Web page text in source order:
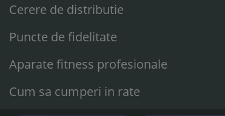
Cerere de distributie
Puncte de fidelitate
Aparate fitness profesionale
Cum sa cumperi in rate